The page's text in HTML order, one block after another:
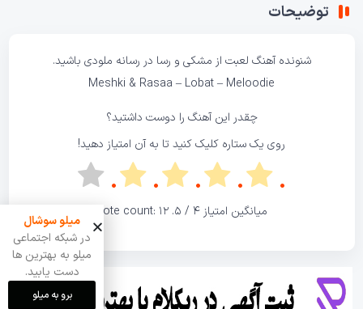
توضیحات
شنونده آهنگ لعبت از مشکی و رسا در رسانه ملودی باشید.
Meshki & Rasaa – Lobat – Meloodie
چقدر این آهنگ را دوست داشتید؟
روی یک ستاره کلیک کنید تا به آن امتیاز دهید!
میانگین امتیاز4
/ 5. Vote count:
12
میلو سوشال
در شبکه اجتماعی
میلو به بهترین ها
دست یابید.
برو به میلو